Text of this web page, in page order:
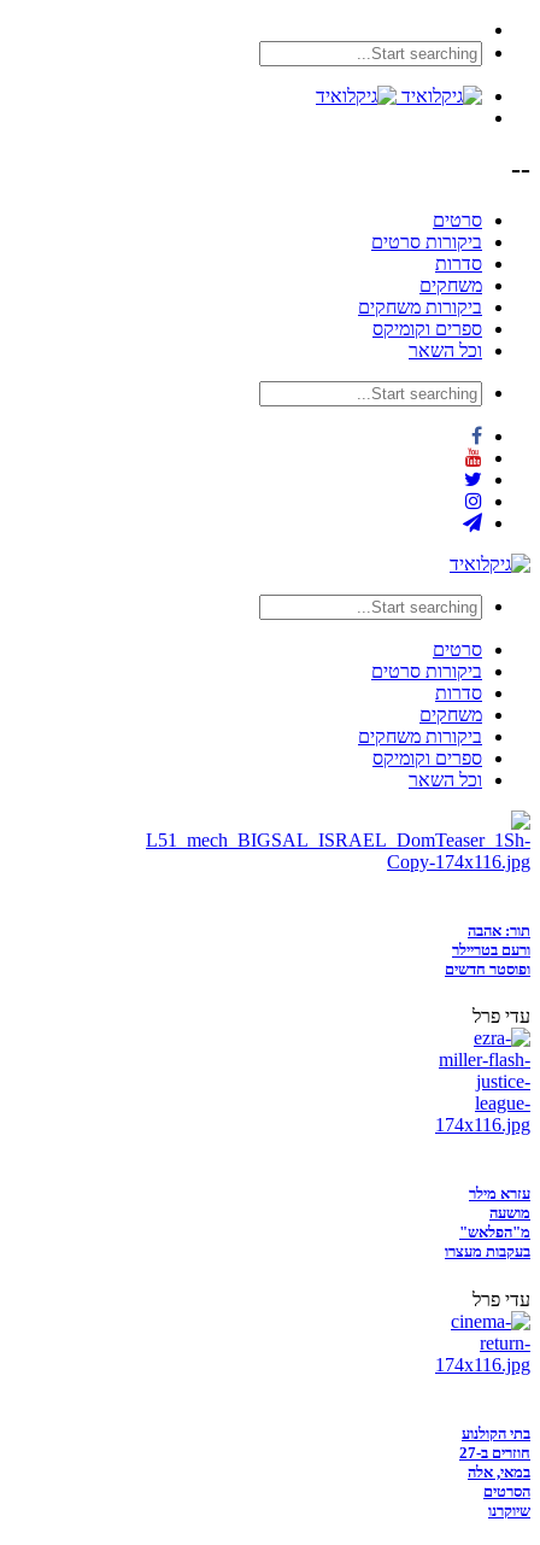
--
סרטים
ביקורות סרטים
סדרות
משחקים
ביקורות משחקים
ספרים וקומיקס
וכל השאר
סרטים
ביקורות סרטים
סדרות
משחקים
ביקורות משחקים
ספרים וקומיקס
וכל השאר
תור: אהבה
ורעם בטריילר
ופוסטר חדשים
עדי פרל
עזרא מילר
מושעה
מ"הפלאש"
בעקבות מעצרו
עדי פרל
בתי הקולנוע
חוזרים ב-27
במאי, אלה
הסרטים
שיוקרנו